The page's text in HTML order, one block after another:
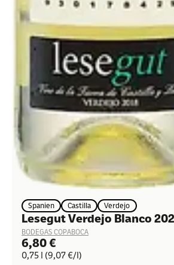
Spanien Castilla Verdejo
Lesegut Verdejo Blanco
BODEGAS COPABOCA
Angebot
6,80 €
0,75 l (9,07 €/l)